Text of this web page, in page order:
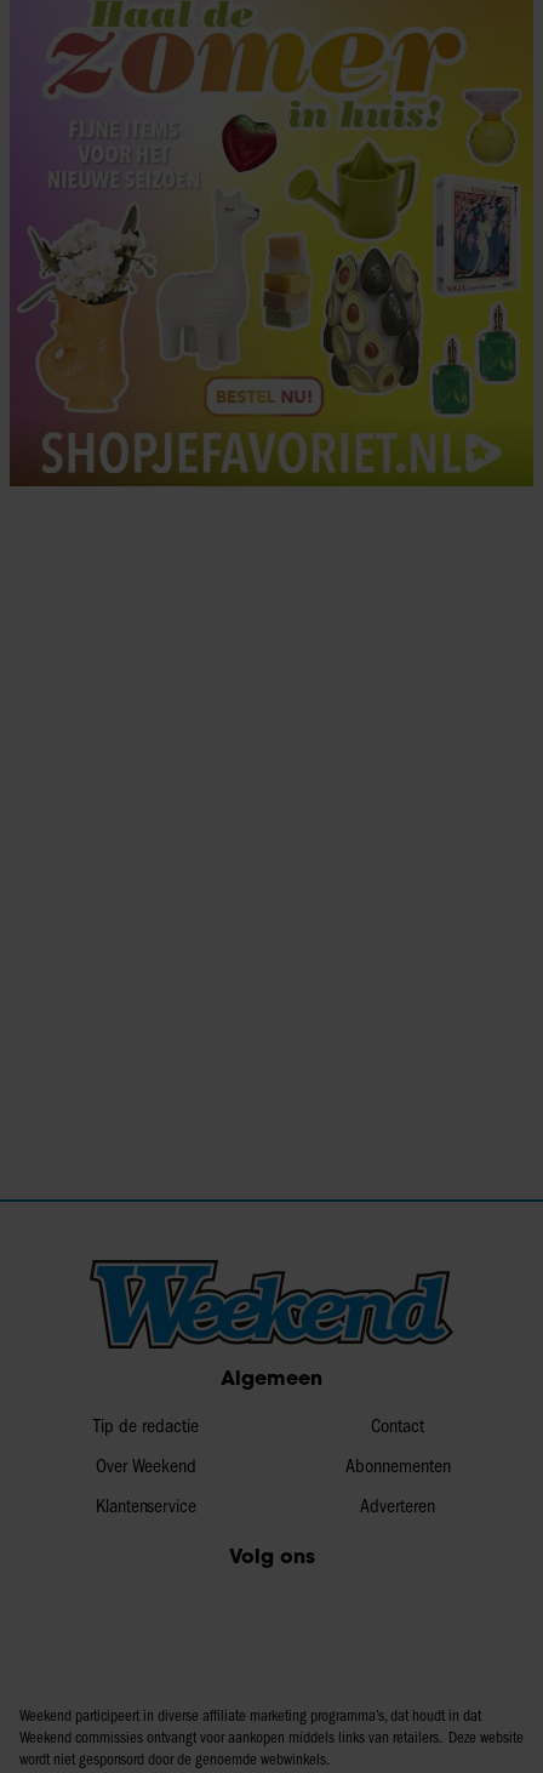
Algemeen
Tip de redactie
Over Weekend
Klantenservice
Contact
Abonnementen
Adverteren
Volg ons
Weekend participeert in diverse affiliate marketing programma’s, dat houdt in dat
Weekend commissies ontvangt voor aankopen middels links van retailers. Deze website
wordt niet gesponsord door de genoemde webwinkels.